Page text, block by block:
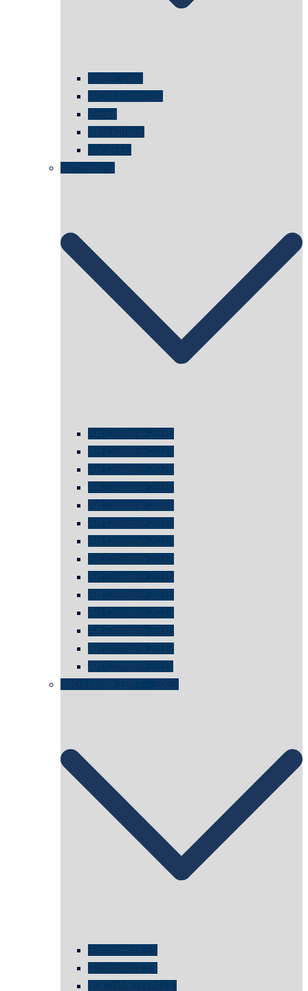
kölner oper
WDR Filmhaus
Wege
Strandhaus
unORTE
art cologne
Art Cologne 2025
Art Cologne 2024
Art Cologne 2023
Art Cologne 2022
Art Cologne 2021
Art Cologne 2019
Art Cologne 2018
Art Cologne 2017
Art Cologne 2016
Art Cologne 2015
Art Cologne 2014
Art Cologne 2013
Art Cologne 2012
Art Cologne 2011
documenta 1987 – 2022
documenta 15
documenta 14
dOCUMENTA(13)